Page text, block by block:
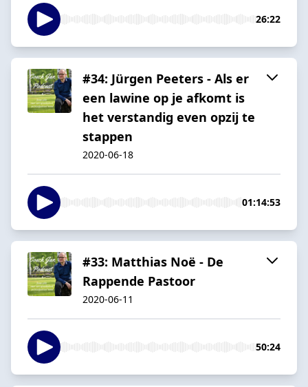
26:22
#34: Jürgen Peeters - Als er
een lawine op je afkomt is
het verstandig even opzij te
stappen
2020-06-18
01:14:53
#33: Matthias Noë - De
Rappende Pastoor
2020-06-11
50:24